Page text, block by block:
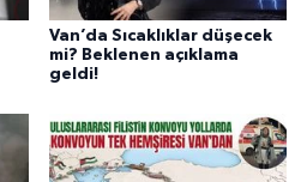
Van’da Sıcaklıklar düşecek
mi? Beklenen açıklama
geldi!